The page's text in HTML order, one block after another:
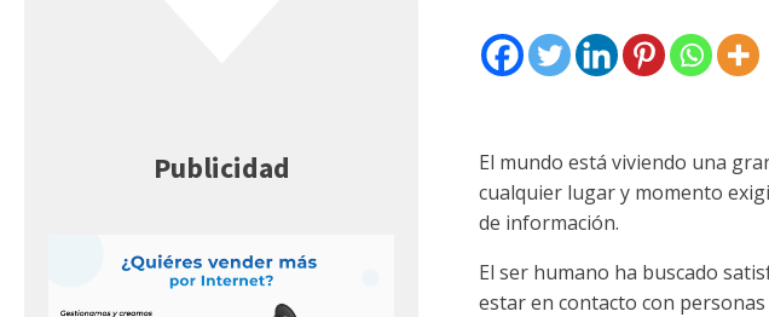
Publicidad
El mundo está viviendo una
cualquier lugar y momento
de información.
El ser humano ha buscado
estar en contacto con